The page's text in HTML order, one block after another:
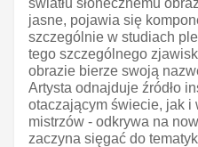
światłu słonecznemu
jasne, pojawia się
szczególnie w studiach
tego szczególnego
obrazie bierze swoją
Artysta odnajduje źródło
otaczającym świecie, jak i
mistrzów - odkrywa na
zaczyna sięgać do